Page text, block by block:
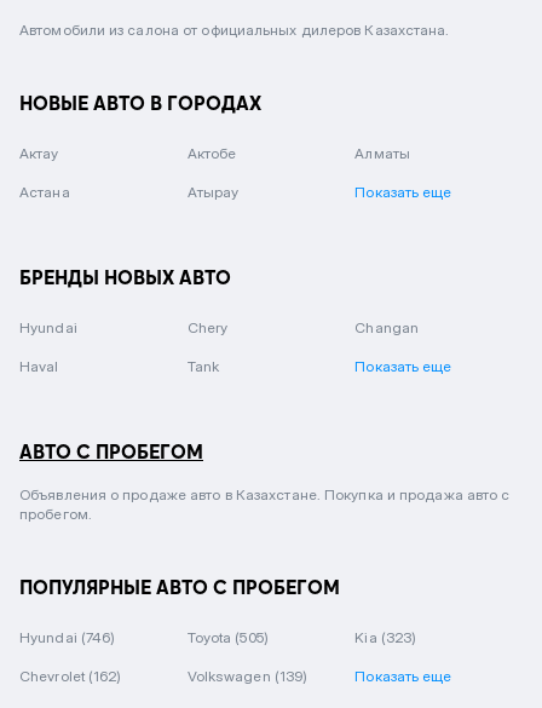
Автомобили из салона от официальных дилеров Казахстана.
НОВЫЕ АВТО В ГОРОДАХ
Актау Актобе Алматы
Астана Атырау Показать еще
БРЕНДЫ НОВЫХ АВТО
Hyundai Chery Changan
Haval Tank Показать еще
АВТО С ПРОБЕГОМ
Объявления о продаже авто в Казахстане. Покупка и продажа авто с
пробегом.
ПОПУЛЯРНЫЕ АВТО С ПРОБЕГОМ
Hyundai (746) Toyota (505) Kia (323)
Chevrolet (162) Volkswagen (139) Показать еще